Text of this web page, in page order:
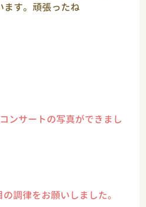
ます。頑張ったね
ンサートの写真ができまし
調律をお願いしました。